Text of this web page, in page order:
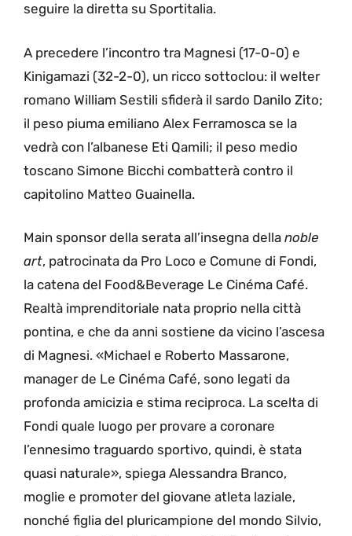
seguire la diretta su Sportitalia.
A precedere l’incontro tra Magnesi (17-0-0) e
Kinigamazi (32-2-0), un ricco sottoclou: il welter
romano William Sestili sfiderà il sardo Danilo Zito;
il peso piuma emiliano Alex Ferramosca se la
vedrà con l’albanese Eti Qamili; il peso medio
toscano Simone Bicchi combatterà contro il
capitolino Matteo Guainella.
Main sponsor della serata all’insegna della noble
art, patrocinata da Pro Loco e Comune di Fondi,
la catena del Food&Beverage Le Cinéma Café.
Realtà imprenditoriale nata proprio nella città
pontina, e che da anni sostiene da vicino l’ascesa
di Magnesi. «Michael e Roberto Massarone,
manager de Le Cinéma Café, sono legati da
profonda amicizia e stima reciproca. La scelta di
Fondi quale luogo per provare a coronare
l’ennesimo traguardo sportivo, quindi, è stata
quasi naturale», spiega Alessandra Branco,
moglie e promoter del giovane atleta laziale,
nonché figlia del pluricampione del mondo Silvio,